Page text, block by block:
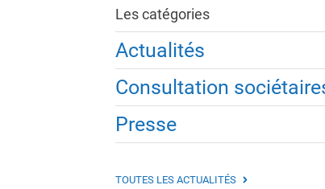
Les catégories
Actualités
Consultation
Presse
TOUTES LES ACTUALITÉS